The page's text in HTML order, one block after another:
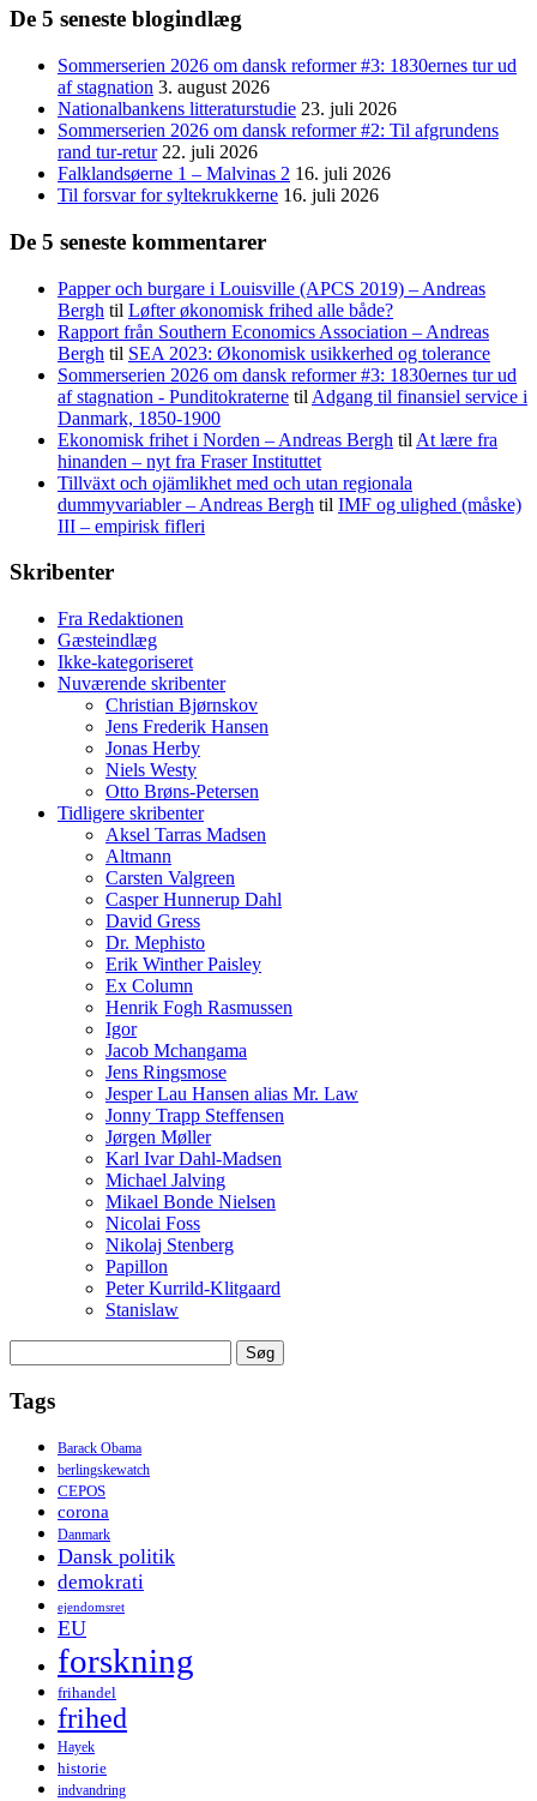
De 5 seneste blogindlæg
Sommerserien 2026 om dansk reformer #3: 1830ernes tur ud
af stagnation 3. august 2026
Nationalbankens litteraturstudie 23. juli 2026
Sommerserien 2026 om dansk reformer #2: Til afgrundens
rand tur-retur 22. juli 2026
Falklandsøerne 1 – Malvinas 2 16. juli 2026
Til forsvar for syltekrukkerne 16. juli 2026
De 5 seneste kommentarer
Papper och burgare i Louisville (APCS 2019) – Andreas
Bergh til Løfter økonomisk frihed alle både?
Rapport från Southern Economics Association – Andreas
Bergh til SEA 2023: Økonomisk usikkerhed og tolerance
Sommerserien 2026 om dansk reformer #3: 1830ernes tur ud
af stagnation - Punditokraterne til Adgang til finansiel service i
Danmark, 1850-1900
Ekonomisk frihet i Norden – Andreas Bergh til At lære fra
hinanden – nyt fra Fraser Instituttet
Tillväxt och ojämlikhet med och utan regionala
dummyvariabler – Andreas Bergh til IMF og ulighed (måske)
III – empirisk fifleri
Skribenter
Fra Redaktionen
Gæsteindlæg
Ikke-kategoriseret
Nuværende skribenter
Christian Bjørnskov
Jens Frederik Hansen
Jonas Herby
Niels Westy
Otto Brøns-Petersen
Tidligere skribenter
Aksel Tarras Madsen
Altmann
Carsten Valgreen
Casper Hunnerup Dahl
David Gress
Dr. Mephisto
Erik Winther Paisley
Ex Column
Henrik Fogh Rasmussen
Igor
Jacob Mchangama
Jens Ringsmose
Jesper Lau Hansen alias Mr. Law
Jonny Trapp Steffensen
Jørgen Møller
Karl Ivar Dahl-Madsen
Michael Jalving
Mikael Bonde Nielsen
Nicolai Foss
Nikolaj Stenberg
Papillon
Peter Kurrild-Klitgaard
Stanislaw
efter:
Tags
Barack Obama
berlingskewatch
CEPOS
corona
Danmark
Dansk politik
demokrati
ejendomsret
EU
forskning
frihandel
frihed
Hayek
historie
indvandring